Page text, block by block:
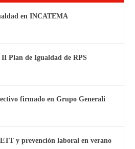
en INCATEMA
Plan de Igualdad de RPS
firmado en Grupo Generali
y prevención laboral en verano